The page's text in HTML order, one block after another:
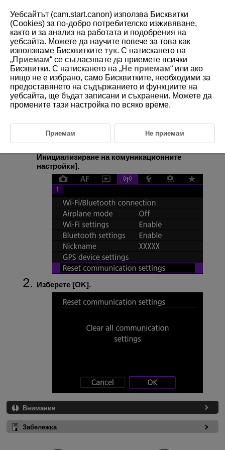
D180-189
Инициализиране на
комуникационните настройки
Всички настройки за безжична комуникация могат да бъдат изтрити.
Можете да изтриете настройките за безжична комуникация, за да
Инициализиране на комуникационните
настройки].
Изберете [OK].
Внимание
Забележка
Уебсайтът (cam.start.canon) използва Бисквитки
(Cookies) за по-добро потребителско изживяване,
както и за анализ на работата и подобрения на
уебсайта. Можете да научите повече за това как
използваме Бисквитките тук. С натискането на
„Приемам“ се съгласявате да приемете всички
Бисквитки. С натискането на „Не приемам“ или ако
нищо не е избрано, само Бисквитките, необходими за
предоставянето на съдържанието и функциите на
уебсайта, ще бъдат записани и съхранени. Можете да
промените тази настройка по всяко време.
Приемам Не приемам